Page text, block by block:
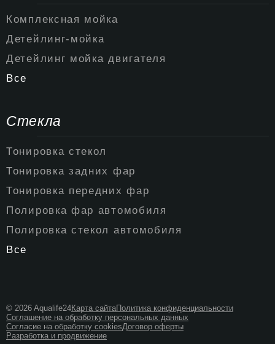
Комплексная мойка
Детейлинг-мойка
Детейлинг мойка двигателя
Все
Стекла
Тонировка стекол
Тонировка задних фар
Тонировка передних фар
Полировка фар автомобиля
Полировка стекол автомобиля
Все
© 2026 Aqualife24Карта сайтаПолитика конфиденциальности
Соглашение на обработку персональных данных
Согласие на обработку cookiesДоговор оферты
Разработка и продвижение